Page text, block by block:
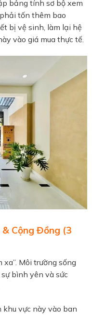
bảng tính sơ bộ xem
tốn thêm bao
bị vệ sinh, làm lại hệ
vào giá mua thực tế.
& Cộng Đồng (3
Môi trường sống
bình yên và sức
khu vực này vào ban